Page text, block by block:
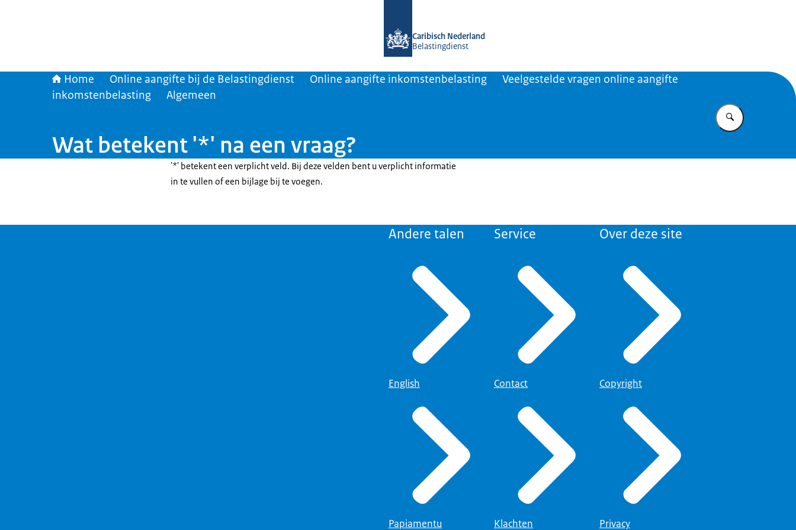
Caribisch Nederland
Belastingdienst
Home Online aangifte bij de Belastingdienst Online aangifte inkomstenbelasting
Veelgestelde vragen online aangifte
inkomstenbelasting
Algemeen
Wat betekent '*' na een vraag?
'*' betekent een verplicht veld. Bij deze velden bent u verplicht informatie
in te vullen of een bijlage bij te voegen.
Andere talen
English
Papiamentu
Service
Contact
Klachten
Over deze site
Copyright
Privacy